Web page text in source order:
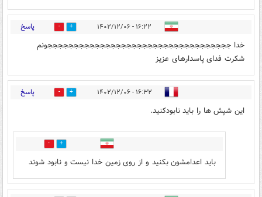
۱۶:۲۲ - ۱۴۰۲/۱۲/۰۶ 4 پاسخ
خدا جججججججججججججججججججججججججججججججججججونم
شکرت فدای پاسدارهای عزیز
۱۶:۳۲ - ۱۴۰۲/۱۲/۰۶ 8 پاسخ
این شپش ها را باید نابودکنید.
0
باید اعدامشون بکنید و از روی زمین خدا نیست و نابود شوند